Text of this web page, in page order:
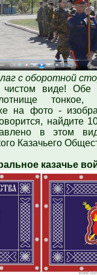
с оборотной
виде! Обе
на фото -
найдите
в этом
Казачьего
казачье